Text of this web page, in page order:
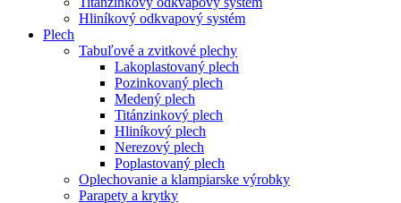
Hliníkový odkvapový systém
Plech
Tabuľové a zvitkové plechy
Lakoplastovaný plech
Pozinkovaný plech
Medený plech
Titánzinkový plech
Hliníkový plech
Nerezový plech
Poplastovaný plech
Oplechovanie a klampiarske výrobky
Parapety a krytky